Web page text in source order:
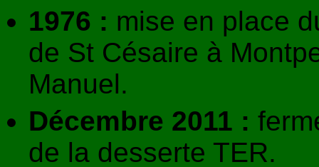
1976 : mise en place
de St Césaire à
Manuel.
Décembre 2011 :
de la desserte TER.